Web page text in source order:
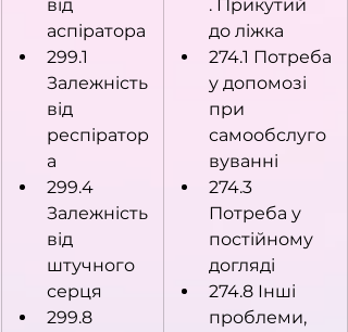
від
аспіратора
299.1
Залежність
від
респіратор
а
299.4
Залежність
від
штучного
серця
299.8
. Прикутий
до ліжка
274.1 Потреба
у допомозі
при
самообслуго
вуванні
274.3
Потреба у
постійному
догляді
274.8 Інші
проблеми,